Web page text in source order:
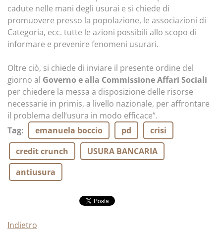
cadute nelle mani degli usurai e si chiede di
promuovere presso la popolazione, le associazioni di
Categoria, ecc. tutte le azioni possibili allo scopo di
informare e prevenire fenomeni usurari.
Oltre ciò, si chiede di inviare il presente ordine del
giorno al Governo e alla Commissione Affari Sociali
per chiedere la messa a disposizione delle risorse
necessarie in primis, a livello nazionale, per affrontare
il problema dell’usura in modo efficace”.
Tag: emanuela boccio pd
crisi
credit crunch
USURA BANCARIA
antiusura
Indietro